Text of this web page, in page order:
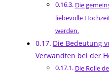
Die
liebevolle
werden.
Die Bedeutung
Verwandten bei der
Die Rolle